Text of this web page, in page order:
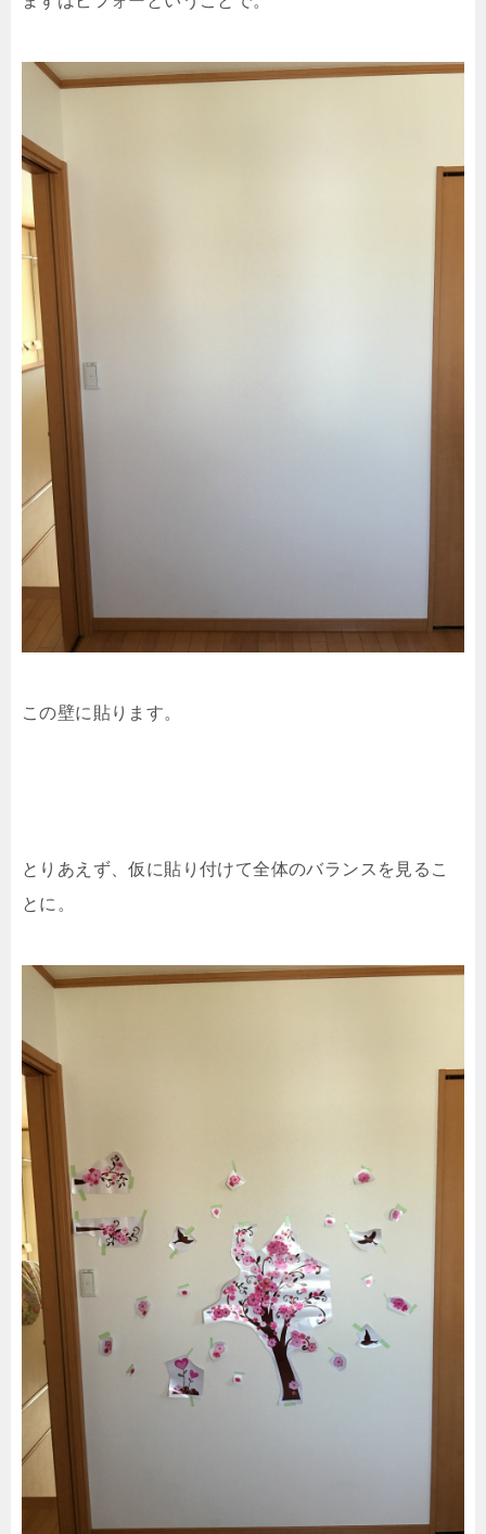
この壁に貼ります。
とりあえず、仮に貼り付けて全体のバランスを見るこ
とに。